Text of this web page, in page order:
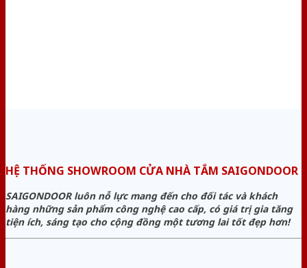
HỆ THỐNG SHOWROOM CỬA NHÀ TẮM SAIGONDOOR
SAIGONDOOR luôn nỗ lực mang đến cho đối tác và khách
hàng những sản phẩm công nghệ cao cấp, có giá trị gia tăng
tiện ích, sáng tạo cho cộng đồng một tương lai tốt đẹp hơn!